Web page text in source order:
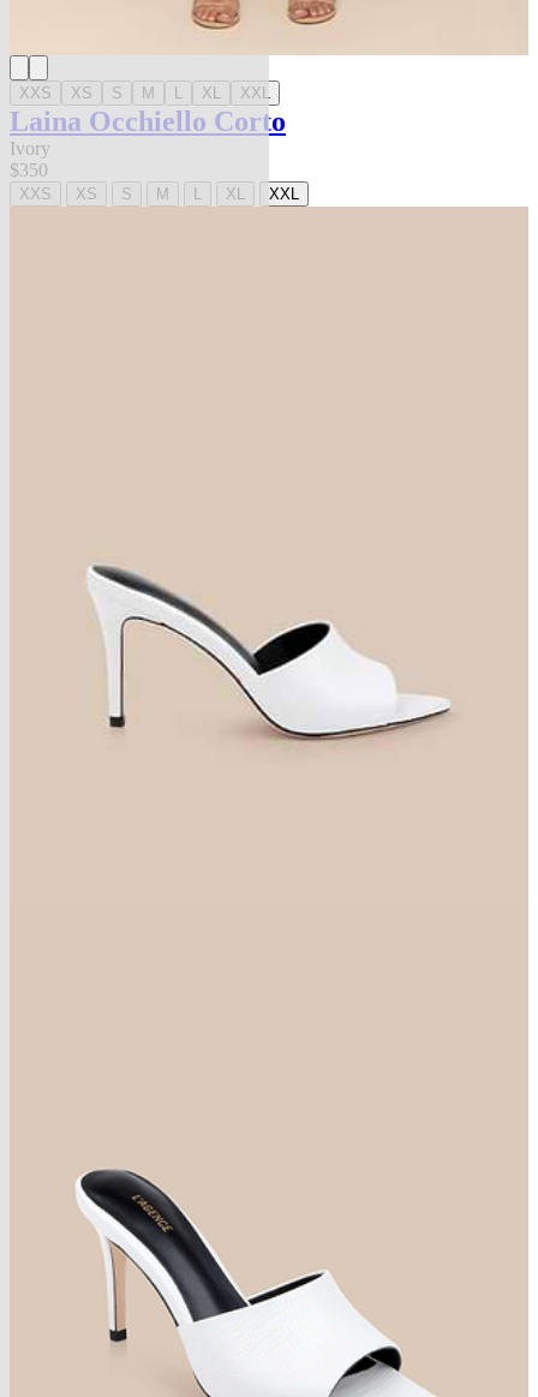
XXS XS S M L XL XXL
Laina Occhiello Corto
Ivory
$350
XXS XS S M L XL XXL